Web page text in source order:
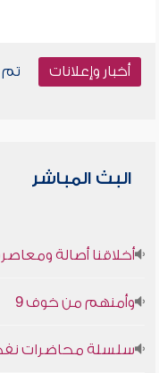
أخبار وإعلانات
تم
البث المباشر
أخلاقنا أصالة
وأمنهم من خوف 9
سلسلة محاضرات نفحات